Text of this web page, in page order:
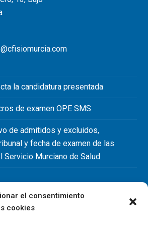
el consentimiento
cookies
la candidatura presentada
de examen OPE SMS
de admitidos y excluidos,
y fecha de examen de las
Servicio Murciano de Salud